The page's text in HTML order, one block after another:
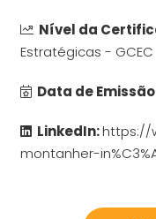
Nível da
Estratégicas - GCEC
Data de
LinkedIn:https://
montanher-